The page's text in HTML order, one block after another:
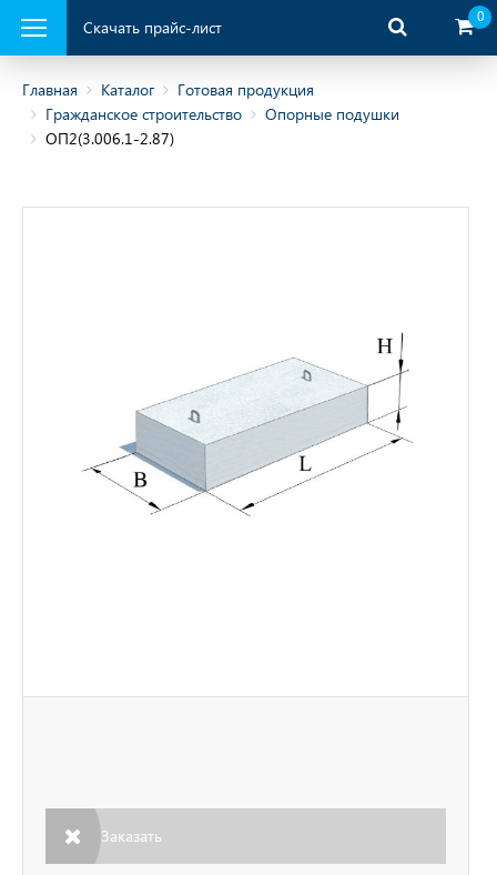
продукция
Скачать прайс-лист
0
Главная Каталог
Готовая продукция
Гражданское строительство
Опорные подушки
ОП2(3.006.1-2.87)
Заказать